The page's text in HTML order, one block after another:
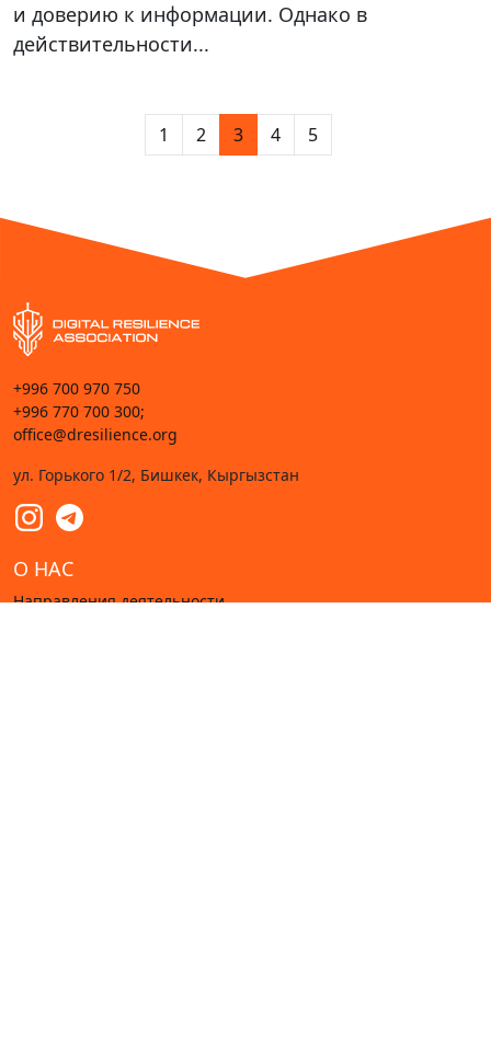
и доверию к информации. Однако в
действительности...
1 2 3 4 5
+996 700 970 750
+996 770 700 300;
office@dresilience.org
ул. Горького 1/2, Бишкек, Кыргызстан
О НАС
Направления деятельности